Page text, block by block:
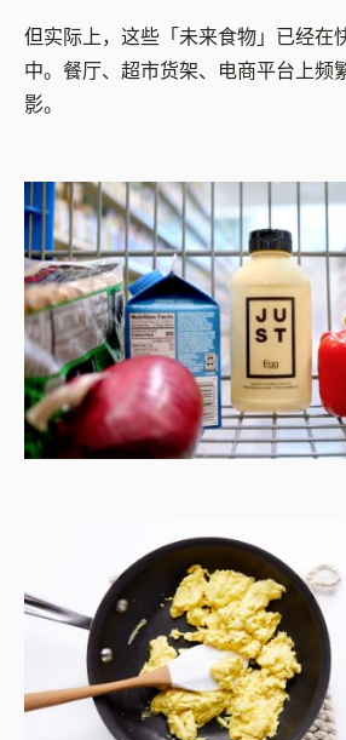
但实际上，这些「未来食物」已经在
中。餐厅、超市货架、电商平台上频
影。